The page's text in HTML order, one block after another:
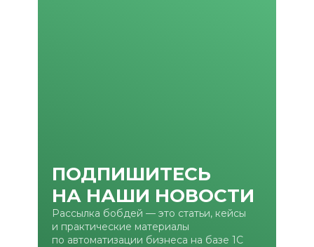
ПОДПИШИТЕСЬ
НА НАШИ НОВОСТИ
Рассылка бобдей — это статьи, кейсы
и практические материалы
по автоматизации бизнеса на базе 1С